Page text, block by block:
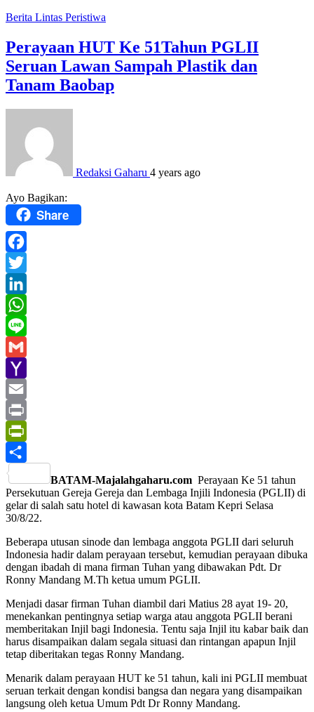
Berita Lintas Peristiwa
Perayaan HUT Ke 51Tahun PGLII
Seruan Lawan Sampah Plastik dan
Tanam Baobap
Redaksi Gaharu 4 years ago
Ayo Bagikan:
Share
Facebook
Twitter
LinkedIn
WhatsApp
Line
Gmail
Yahoo
Mail
Email
Print
PrintFriendly
BATAM-Majalahgaharu.com Perayaan Ke 51 tahun
Persekutuan Gereja Gereja dan Lembaga Injili Indonesia (PGLII) di
gelar di salah satu hotel di kawasan kota Batam Kepri Selasa
30/8/22.
Beberapa utusan sinode dan lembaga anggota PGLII dari seluruh
Indonesia hadir dalam perayaan tersebut, kemudian perayaan dibuka
dengan ibadah di mana firman Tuhan yang dibawakan Pdt. Dr
Ronny Mandang M.Th ketua umum PGLII.
Menjadi dasar firman Tuhan diambil dari Matius 28 ayat 19- 20,
menekankan pentingnya setiap warga atau anggota PGLII berani
memberitakan Injil bagi Indonesia. Tentu saja Injil itu kabar baik dan
harus disampaikan dalam segala situasi dan rintangan apapun Injil
tetap diberitakan tegas Ronny Mandang.
Menarik dalam perayaan HUT ke 51 tahun, kali ini PGLII membuat
seruan terkait dengan kondisi bangsa dan negara yang disampaikan
langsung oleh ketua Umum Pdt Dr Ronny Mandang.